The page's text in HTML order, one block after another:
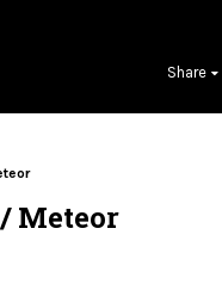
Share
Meteor